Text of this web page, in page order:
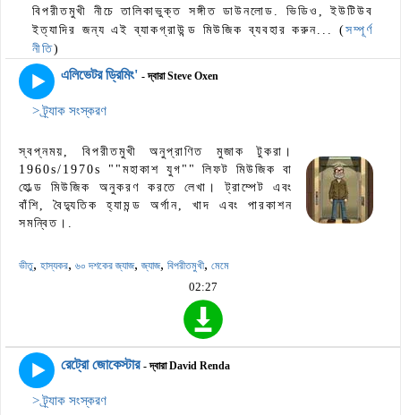
বিপরীতমুখী নীচে তালিকাভুক্ত সঙ্গীত ডাউনলোড. ভিডিও, ইউটিউব
ইত্যাদির জন্য এই ব্যাকগ্রাউন্ড মিউজিক ব্যবহার করুন... (সম্পূর্ণ
নীতি)
এলিভেটর ড্রিমিং' - দ্বারা Steve Oxen
> ট্র্যাক সংস্করণ
স্বপ্নময়, বিপরীতমুখী অনুপ্রাণিত মুজাক টুকরা।
1960s/1970s ""মহাকাশ যুগ"" লিফট মিউজিক বা
হোল্ড মিউজিক অনুকরণ করতে লেখা। ট্রাম্পেট এবং
বাঁশি, বৈদ্যুতিক হ্যামন্ড অর্গান, খাদ এবং পারকাশন
সমন্বিত।.
ভীতু, হাস্যকর, ৬০ দশকের জ্যাজ,জ্যাজ, বিপরীতমুখী, মেমে
02:27
রেট্রো জোকেস্টার - দ্বারা David Renda
> ট্র্যাক সংস্করণ